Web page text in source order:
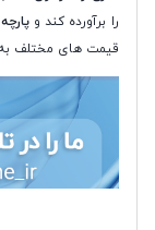
را برآورده کند و
قیمت های مختلف به